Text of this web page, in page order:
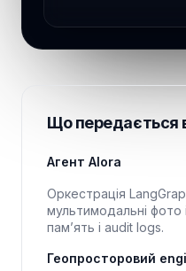
Що передається
Агент Alora
Оркестрація
мультимодальні фото
пам’ять і audit logs.
Геопросторовий